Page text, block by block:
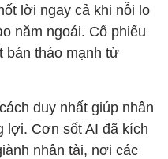
lời ngay cả khi nỗi lo
năm ngoái. Cổ phiếu
bán tháo mạnh từ
duy nhất giúp nhân
lợi. Cơn sốt AI đã kích
nhân tài, nơi các